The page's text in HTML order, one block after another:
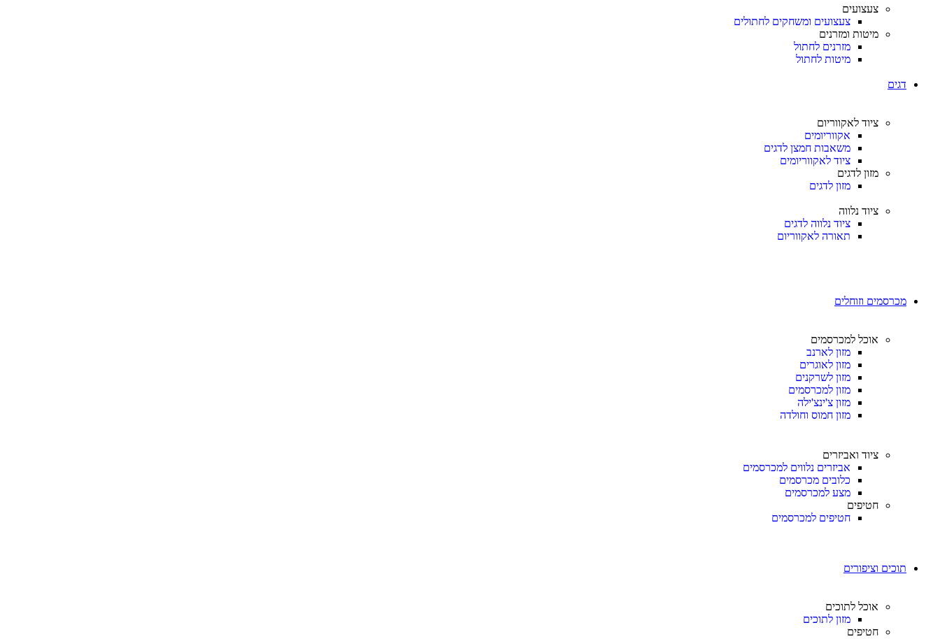
צעצועים
צעצועים ומשחקים לחתולים
מיטות ומזרנים
מזרנים לחתול
מיטות לחתול
דגים
ציוד לאקווריום
אקווריומים
משאבות חמצן לדגים
ציוד לאקווריומים
מזון לדגים
מזון לדגים
ציוד נלווה
ציוד נלווה לדגים
תאורה לאקווריום
מכרסמים וזוחלים
אוכל למכרסמים
מזון לארנב
מזון לאוגרים
מזון לשרקנים
מזון למכרסמים
מזון צ'ינצ'ילה
מזון חמוס וחולדה
ציוד ואביזרים
אביזרים נלווים למכרסמים
כלובים מכרסמים
מצע למכרסמים
חטיפים
חטיפים למכרסמים
תוכים וציפורים
אוכל לתוכים
מזון לתוכים
חטיפים